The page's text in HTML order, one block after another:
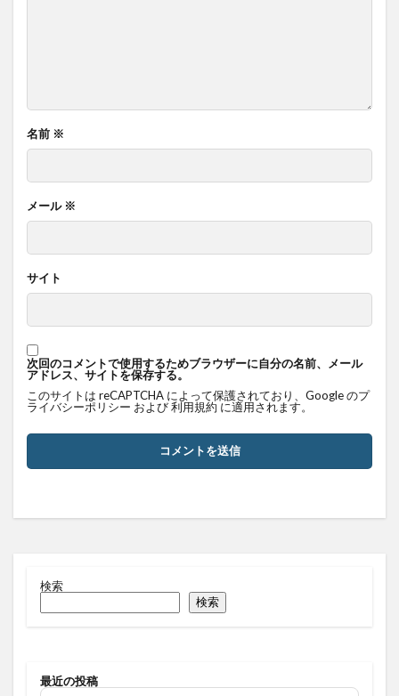
名前 ※
メール ※
サイト
次回のコメントで使用するためブラウザーに自分の名前、メール
アドレス、サイトを保存する。
このサイトは reCAPTCHA によって保護されており、Google のプ
ライバシーポリシー および利用規約 に適用されます。
検索
検索
最近の投稿